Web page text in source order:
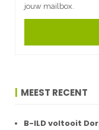
jouw mailbox.
MEEST RECENT
B-ILD voltooit